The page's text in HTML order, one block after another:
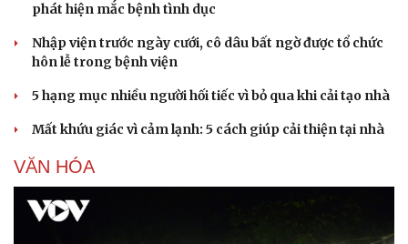
phát hiện mắc bệnh tình dục
Nhập viện trước ngày cưới, cô dâu bất ngờ được tổ chức
hôn lễ trong bệnh viện
5 hạng mục nhiều người hối tiếc vì bỏ qua khi cải tạo nhà
Mất khứu giác vì cảm lạnh: 5 cách giúp cải thiện tại nhà
VĂN HÓA